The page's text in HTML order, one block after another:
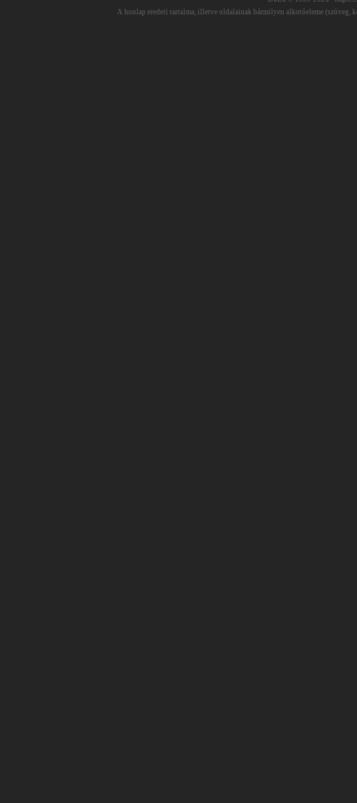
A honlap eredeti tartalma, illetve oldalainak bármilyen alkotóeleme (szöveg,